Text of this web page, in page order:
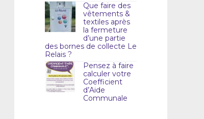
Que faire des
vêtements &
textiles après
la fermeture
d’une partie
des bornes de collecte Le
Relais ?
Pensez à faire
calculer votre
Coefficient
d’Aide
Communale